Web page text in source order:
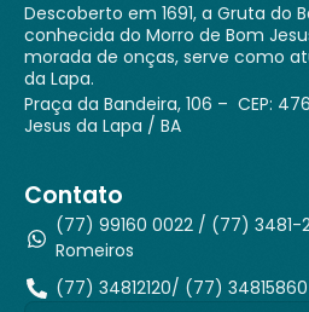
Descoberto em 1691, a Gruta do
conhecida do Morro de Bom
morada de onças, serve como
da Lapa.
Praça da Bandeira, 106 – CEP:
Jesus da Lapa / BA
Contato
(77) 99160 0022 / (77) 3481-
Romeiros
(77) 34812120/ (77) 34815860